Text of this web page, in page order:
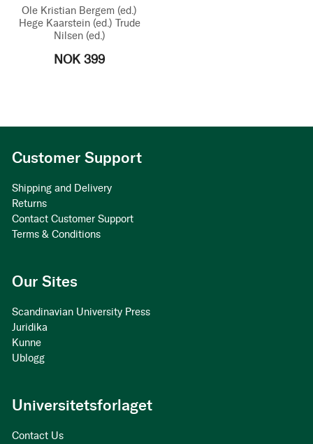
Ole Kristian Bergem (ed.)
Hege Kaarstein (ed.) Trude
Nilsen (ed.)
NOK 399
Customer Support
Shipping and Delivery
Returns
Contact Customer Support
Terms & Conditions
Our Sites
Scandinavian University Press
Juridika
Kunne
Ublogg
Universitetsforlaget
Contact Us